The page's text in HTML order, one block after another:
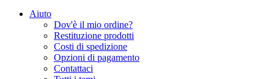
Aiuto
Dov'è il mio ordine?
Restituzione prodotti
Costi di spedizione
Opzioni di pagamento
Contattaci